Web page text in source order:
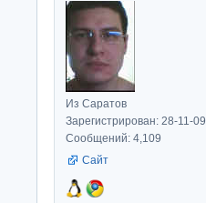
Из Саратов
Зарегистрирован: 28-11-09
Сообщений: 4,109
Сайт